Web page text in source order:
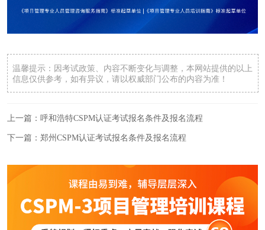
温馨提示：因考试政策、内容不断变化与调整，本网站提供的以上
信息仅供参考，如有异议，请以权威部门公布的内容为准！
上一篇： 呼和浩特CSPM认证考试报名条件及报名流程
下一篇： 郑州CSPM认证考试报名条件及报名流程